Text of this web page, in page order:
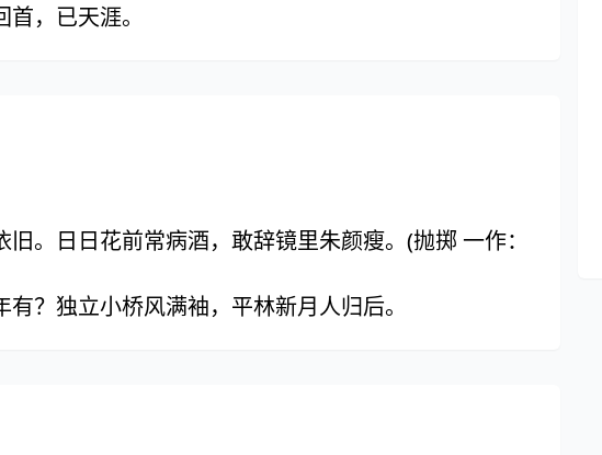
，已天涯。
。日日花前常病酒，敢辞镜里朱颜瘦。(抛掷 一作：
？独立小桥风满袖，平林新月人归后。